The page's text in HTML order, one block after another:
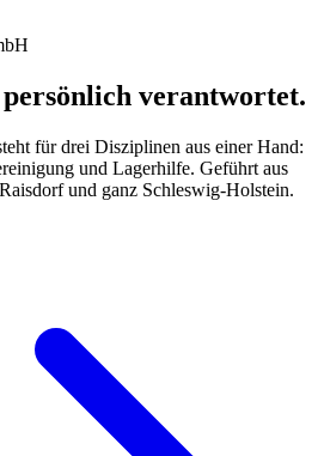
verantwortet.
für drei Disziplinen aus einer Hand:
und Lagerhilfe. Geführt aus
und ganz Schleswig-Holstein.